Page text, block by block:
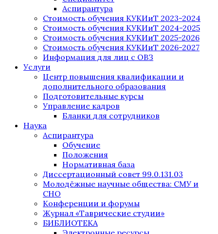
Аспирантура
Стоимость обучения КУКИиТ 2023-2024
Стоимость обучения КУКИиТ 2024-2025
Стоимость обучения КУКИиТ 2025-2026
Стоимость обучения КУКИиТ 2026-2027
Информация для лиц с ОВЗ
Услуги
Центр повышения квалификации и
дополнительного образования
Подготовительные курсы
Управление кадров
Бланки для сотрудников
Наука
Аспирантура
Обучение
Положения
Нормативная база
Диссертационный совет 99.0.131.03
Молодёжные научные общества: СМУ и
СНО
Конференции и форумы
Журнал «Таврические студии»
БИБЛИОТЕКА